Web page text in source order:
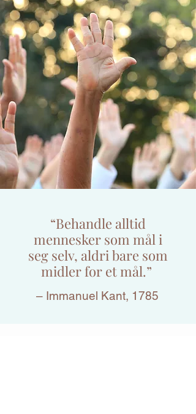
“Behandle alltid
mennesker som mål i
seg selv, aldri bare som
midler for et mål.”
– Immanuel Kant, 1785